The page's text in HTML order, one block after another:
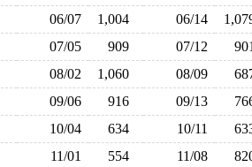
06/07 1,004 06/14
07/05 909 07/12
08/02 1,060 08/09
09/06 916 09/13
10/04 634 10/11
11/01 554 11/08